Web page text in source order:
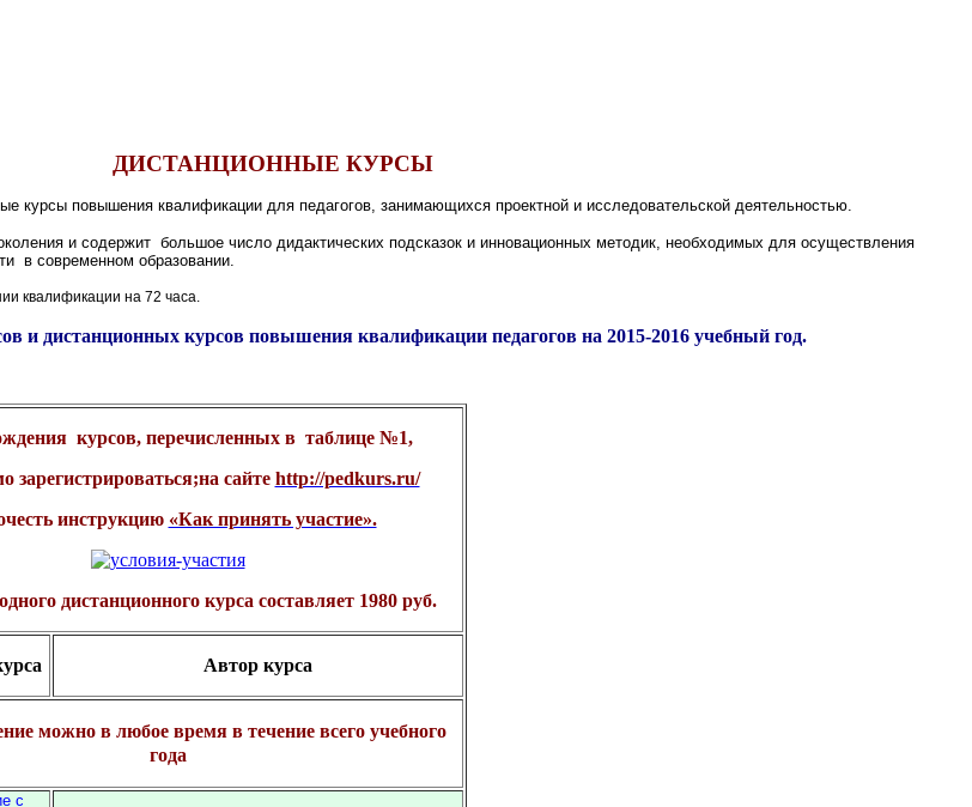
ДИСТАНЦИОННЫЕ КУРСЫ
курсы повышения квалификации для педагогов, занимающихся проектной и исследовательской деятельностью.
и содержит большое число дидактических подсказок и инновационных методик, необходимых для осуществления
в современном образовании.
квалификации на 72 часа.
и дистанционных курсов повышения квалификации педагогов на 2015-2016 учебный год.
курсов, перечисленных в таблице №1,
зарегистрироваться;на сайте http://pedkurs.ru/
инструкцию «Как принять участие».
дистанционного курса составляет 1980 руб.
Автор курса
можно в любое время в течение всего учебного
года
с